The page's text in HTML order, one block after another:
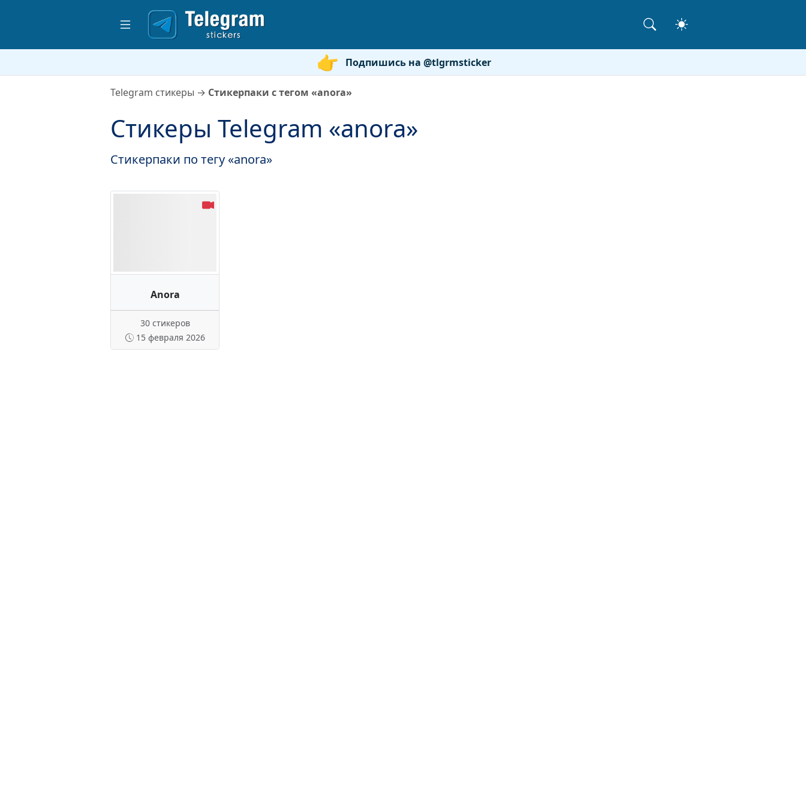
Подпишись на @tlgrmsticker
Telegram стикеры → Стикерпаки с тегом «anora»
Стикеры Telegram «anora»
Стикерпаки по тегу «anora»
Anora
30 стикеров
15 февраля 2026